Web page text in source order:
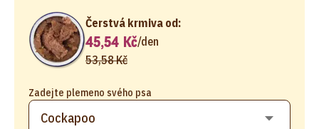
Zadejte plemeno svého psa
Čerstvá krmiva od:
45,54 Kč/den
53,58 Kč